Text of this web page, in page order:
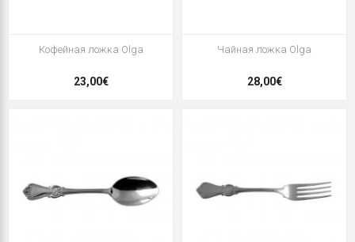
Кофейная ложка Olga
23,00€
Чайная ложка Olga
28,00€